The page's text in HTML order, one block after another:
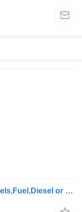
Harsan 2026 Model 4 Axles,16 Wheels,Fuel,Diesel or Jet A1 Transport Tan